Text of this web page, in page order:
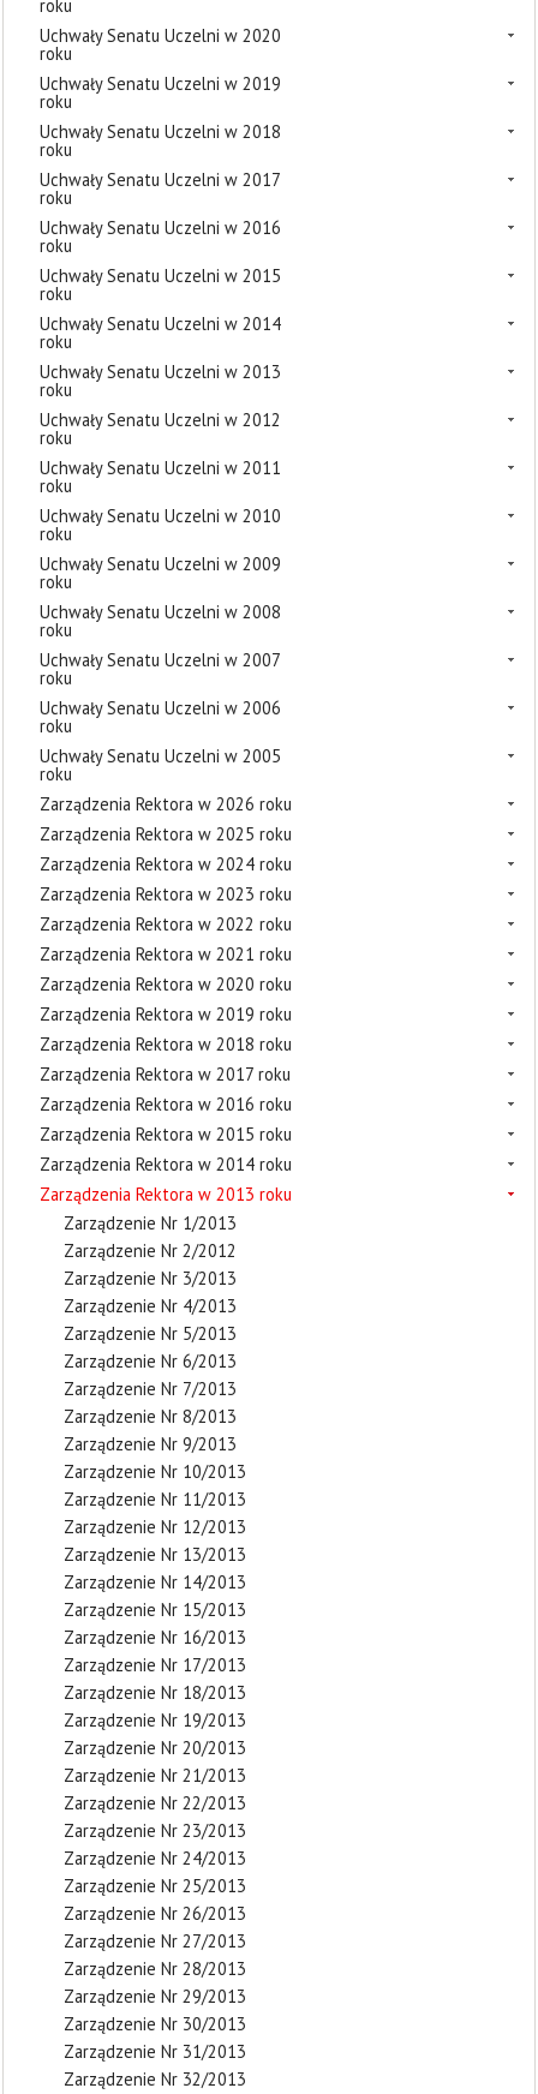
roku
Uchwały Senatu Uczelni w 2020
roku
Uchwały Senatu Uczelni w 2019
roku
Uchwały Senatu Uczelni w 2018
roku
Uchwały Senatu Uczelni w 2017
roku
Uchwały Senatu Uczelni w 2016
roku
Uchwały Senatu Uczelni w 2015
roku
Uchwały Senatu Uczelni w 2014
roku
Uchwały Senatu Uczelni w 2013
roku
Uchwały Senatu Uczelni w 2012
roku
Uchwały Senatu Uczelni w 2011
roku
Uchwały Senatu Uczelni w 2010
roku
Uchwały Senatu Uczelni w 2009
roku
Uchwały Senatu Uczelni w 2008
roku
Uchwały Senatu Uczelni w 2007
roku
Uchwały Senatu Uczelni w 2006
roku
Uchwały Senatu Uczelni w 2005
roku
Zarządzenia Rektora w 2026 roku
Zarządzenia Rektora w 2025 roku
Zarządzenia Rektora w 2024 roku
Zarządzenia Rektora w 2023 roku
Zarządzenia Rektora w 2022 roku
Zarządzenia Rektora w 2021 roku
Zarządzenia Rektora w 2020 roku
Zarządzenia Rektora w 2019 roku
Zarządzenia Rektora w 2018 roku
Zarządzenia Rektora w 2017 roku
Zarządzenia Rektora w 2016 roku
Zarządzenia Rektora w 2015 roku
Zarządzenia Rektora w 2014 roku
Zarządzenia Rektora w 2013 roku
Zarządzenie Nr 1/2013
Zarządzenie Nr 2/2012
Zarządzenie Nr 3/2013
Zarządzenie Nr 4/2013
Zarządzenie Nr 5/2013
Zarządzenie Nr 6/2013
Zarządzenie Nr 7/2013
Zarządzenie Nr 8/2013
Zarządzenie Nr 9/2013
Zarządzenie Nr 10/2013
Zarządzenie Nr 11/2013
Zarządzenie Nr 12/2013
Zarządzenie Nr 13/2013
Zarządzenie Nr 14/2013
Zarządzenie Nr 15/2013
Zarządzenie Nr 16/2013
Zarządzenie Nr 17/2013
Zarządzenie Nr 18/2013
Zarządzenie Nr 19/2013
Zarządzenie Nr 20/2013
Zarządzenie Nr 21/2013
Zarządzenie Nr 22/2013
Zarządzenie Nr 23/2013
Zarządzenie Nr 24/2013
Zarządzenie Nr 25/2013
Zarządzenie Nr 26/2013
Zarządzenie Nr 27/2013
Zarządzenie Nr 28/2013
Zarządzenie Nr 29/2013
Zarządzenie Nr 30/2013
Zarządzenie Nr 31/2013
Zarządzenie Nr 32/2013